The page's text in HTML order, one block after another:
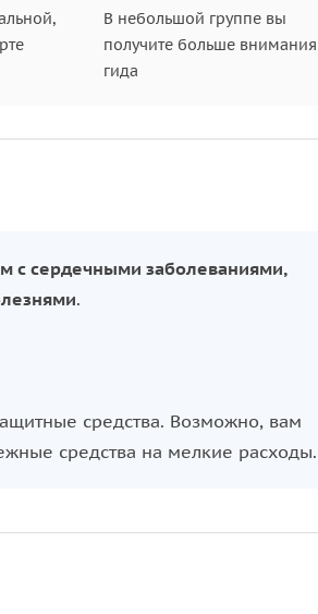
В небольшой группе вы
получите больше внимания
гида
с сердечными заболеваниями,
.
средства. Возможно, вам
средства на мелкие расходы.